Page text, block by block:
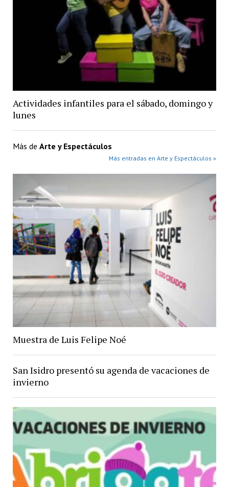
Actividades infantiles para el sábado, domingo y
lunes
Más de Arte y Espectáculos
Más entradas en Arte y Espectáculos »
Muestra de Luis Felipe Noé
San Isidro presentó su agenda de vacaciones de
invierno